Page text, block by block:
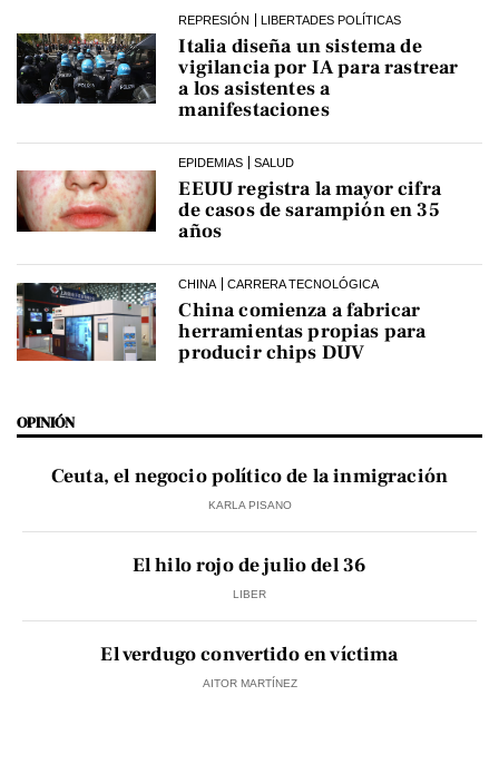
REPRESIÓN LIBERTADES POLÍTICAS
Italia diseña un sistema de
vigilancia por IA para rastrear
a los asistentes a
manifestaciones
EPIDEMIAS SALUD
EEUU registra la mayor cifra
de casos de sarampión en 35
años
CHINA CARRERA TECNOLÓGICA
China comienza a fabricar
herramientas propias para
producir chips DUV
OPINIÓN
Ceuta, el negocio político de la inmigración
KARLA PISANO
El hilo rojo de julio del 36
LIBER
El verdugo convertido en víctima
AITOR MARTÍNEZ